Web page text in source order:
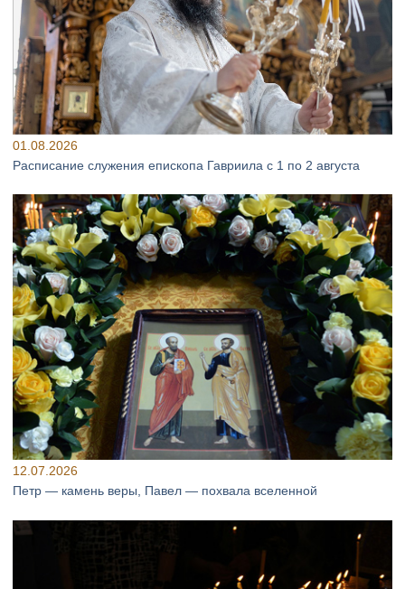
01.08.2026
Расписание служения епископа Гавриила с 1 по 2 августа
12.07.2026
Петр — камень веры, Павел — похвала вселенной